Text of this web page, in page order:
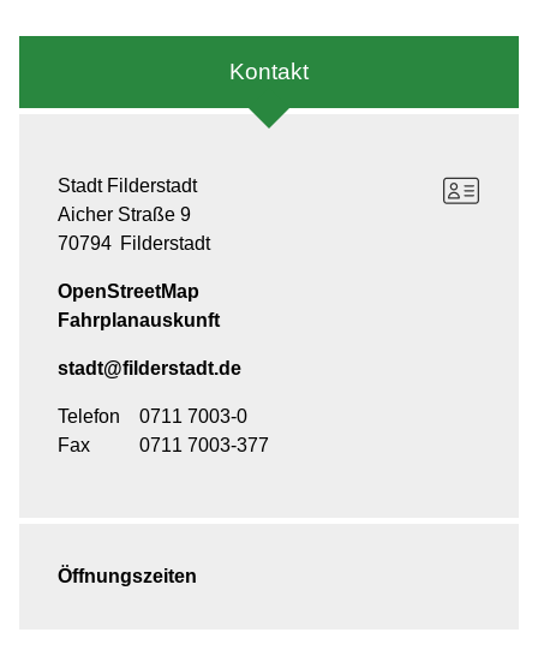
Kontakt
Stadt Filderstadt
Aicher Straße 9
70794 Filderstadt
OpenStreetMap
Fahrplanauskunft
stadt@filderstadt.de
Telefon
0711 7003-0
Fax
0711 7003-377
Öffnungszeiten